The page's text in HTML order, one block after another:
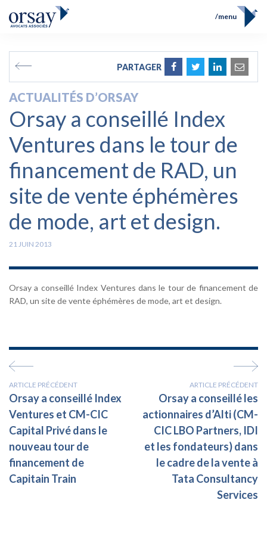
FR
menu
Compétences
Prix et Distinctions
Opérations
Actualités
Contact
PARTAGER
ACTUALITÉS D’ORSAY
Orsay a conseillé Index
Ventures dans le tour de
financement de RAD, un
site de vente éphémères
de mode, art et design.
21 JUIN 2013
Orsay a conseillé Index Ventures dans le tour de financement de
RAD, un site de vente éphémères de mode, art et design.
ARTICLE PRÉCÉDENT
Orsay a conseillé Index
Ventures et CM-CIC
Capital Privé dans le
nouveau tour de
financement de
Capitain Train
ARTICLE PRÉCÉDENT
Orsay a conseillé les
actionnaires d’Alti (CM-
CIC LBO Partners, IDI
et les fondateurs) dans
le cadre de la vente à
Tata Consultancy
Services